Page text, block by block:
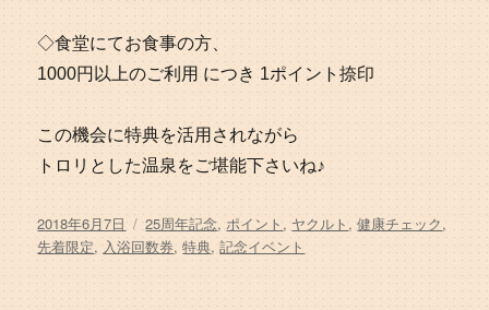
◇食堂にてお食事の方、
1000円以上のご利用 につき 1ポイント捺印
この機会に特典を活用されながら
トロリとした温泉をご堪能下さいね♪
投
稿
2018年6月7日
タ
グ
25周年記念, ポイント , ヤクルト ,健康チェック,
先着限定,入浴回数券,特典,記念イベント